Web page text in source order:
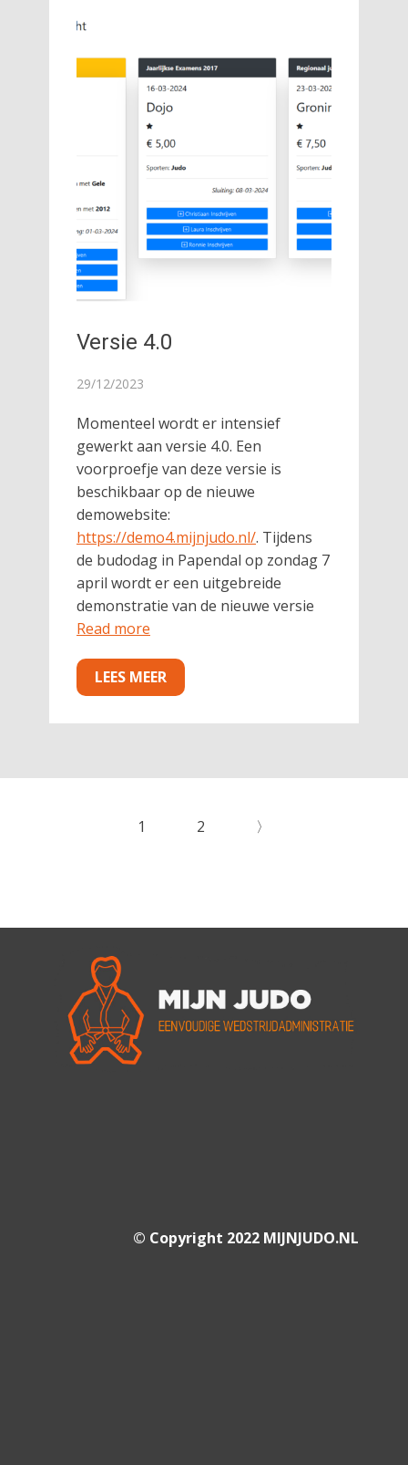
Versie 4.0
29/12/2023
Momenteel wordt er intensief
gewerkt aan versie 4.0. Een
voorproefje van deze versie is
beschikbaar op de nieuwe
demowebsite:
https://demo4.mijnjudo.nl/. Tijdens
de budodag in Papendal op zondag 7
april wordt er een uitgebreide
demonstratie van de nieuwe versie
Read more
LEES MEER
1 2 〉
© Copyright 2022 MIJNJUDO.NL